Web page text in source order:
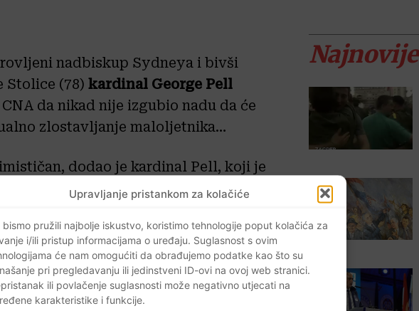
Upravljanje pristankom za kolačiće
bismo pružili najbolje iskustvo, koristimo tehnologije poput kolačića za
i/ili pristup informacijama o uređaju. Suglasnost s ovim
će nam omogućiti da obrađujemo podatke kao što su
pri pregledavanju ili jedinstveni ID-ovi na ovoj web stranici.
ili povlačenje suglasnosti može negativno utjecati na
karakteristike i funkcije.
nadbiskup Sydneya i bivši
Stolice (78) kardinal George Pell
da nikad nije izgubio nadu da će
zlostavljanje maloljetnika…
dodao je kardinal Pell, koji je
suda saznao gledajući
Barwon jugozapadno od
znati do dolaska njegova
klicanje iz zatvorskih
u susjednim ćelijama izrazila
presude.
Najnovije